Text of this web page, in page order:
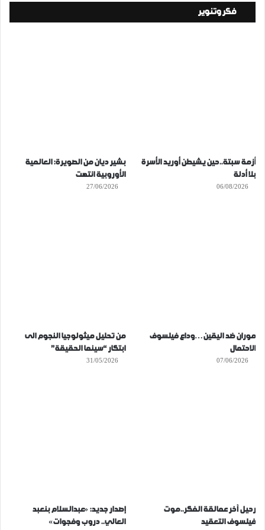
فكر وتنوير
أزمة سبتة..حين يشيطن أوريد الأسرة
بلا أدلة
06/08/2026
بشير ديان من الصويرة: العالمية
الأوروبية انتهت
27/06/2026
موران ضد اليقين…وداع فيلسوف
الاحتمال
07/06/2026
من تحليل ميثولوجيا النجوم الى
ابتكار “سينما الحقيقة”
31/05/2026
رحيل آخر عمالقة الفكر..موت
فيلسوف التعقيد
إصدار جديد: «عبدالسلام بنعبد
العالي.. دروب وفجوات»